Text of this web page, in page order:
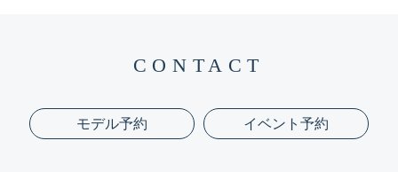
CONTACT
モデル予約 イベント予約